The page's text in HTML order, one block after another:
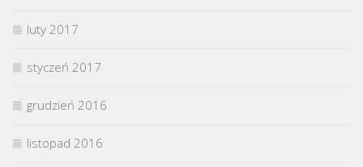
luty 2017
styczeń 2017
grudzień 2016
listopad 2016